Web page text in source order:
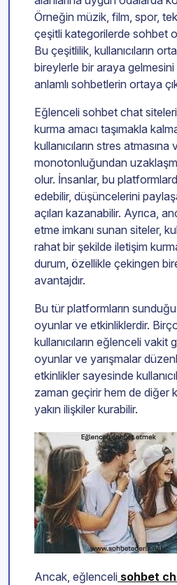
Örneğin müzik, film, spor,
çeşitli kategorilerde sohbet
Bu çeşitlilik, kullanıcıların
bireylerle bir araya gelmesini
anlamlı sohbetlerin ortaya
Eğlenceli sohbet chat
kurma amacı taşımakla
kullanıcıların stres
monotonluğundan
olur. İnsanlar, bu
edebilir, düşüncelerini
açıları kazanabilir. Ayrıca,
etme imkanı sunan siteler,
rahat bir şekilde iletişim
durum, özellikle çekingen
avantajdır.
Bu tür platformların
oyunlar ve etkinliklerdir.
kullanıcıların eğlenceli vakit
oyunlar ve yarışmalar
etkinlikler sayesinde
zaman geçirir hem de diğer
yakın ilişkiler kurabilir.
Ancak, eğlenceli sohbet